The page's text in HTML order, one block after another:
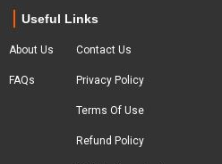
Useful Links
About Us
FAQs
Contact Us
Privacy Policy
Terms Of Use
Refund Policy